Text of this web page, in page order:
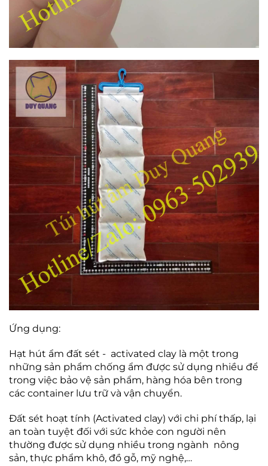
Ứng dụng:
Hạt hút ẩm đất sét - activated clay là một trong
những sản phẩm chống ẩm được sử dụng nhiều để
trong việc bảo vệ sản phẩm, hàng hóa bên trong
các container lưu trữ và vận chuyển.
Đất sét hoạt tính (Activated clay) với chi phí thấp, lại
an toàn tuyệt đối với sức khỏe con người nên
thường được sử dụng nhiều trong ngành nông
sản, thực phẩm khô, đồ gỗ, mỹ nghệ,…